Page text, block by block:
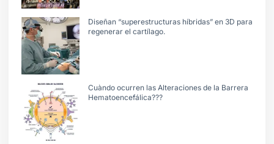
Diseñan “superestructuras híbridas” en 3D para
regenerar el cartílago.
Cuàndo ocurren las Alteraciones de la Barrera
Hematoencefálica???